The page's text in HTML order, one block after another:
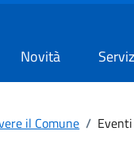
Novità
il Comune / Eventi